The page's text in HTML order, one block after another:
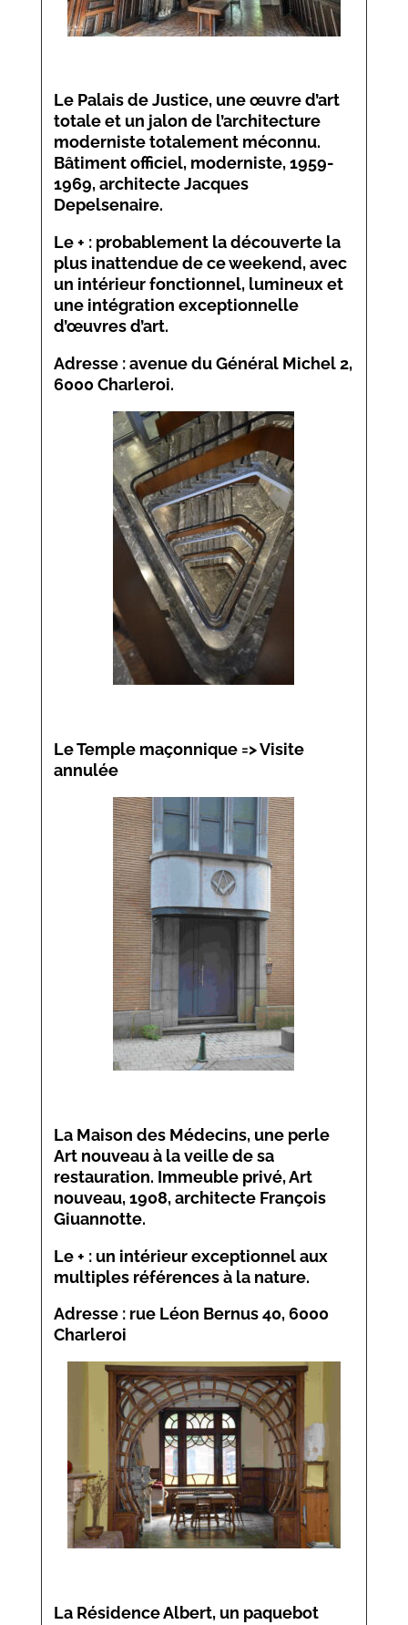
Le Palais de Justice, une œuvre d’art
totale et un jalon de l’architecture
moderniste totalement méconnu.
Bâtiment officiel, moderniste, 1959-
1969, architecte Jacques
Depelsenaire.
Le + : probablement la découverte la
plus inattendue de ce weekend, avec
un intérieur fonctionnel, lumineux et
une intégration exceptionnelle
d’œuvres d’art.
Adresse : avenue du Général Michel 2,
6000 Charleroi.
LeTemple maçonnique => Visite
annulée
La Maison des Médecins, une perle
Art nouveau à la veille de sa
restauration. Immeuble privé, Art
nouveau, 1908, architecte François
Giuannotte.
Le + : un intérieur exceptionnel aux
multiples références à la nature.
Adresse : rue Léon Bernus 40, 6000
Charleroi
La Résidence Albert, un paquebot